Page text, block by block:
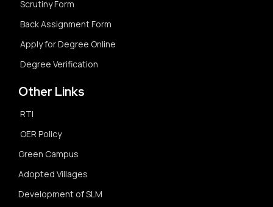
Scrutiny Form
Back Assignment Form
Apply for Degree Online
Degree Verification
Other Links
RTI
OER Policy
Green Campus
Adopted Villages
Development of SLM